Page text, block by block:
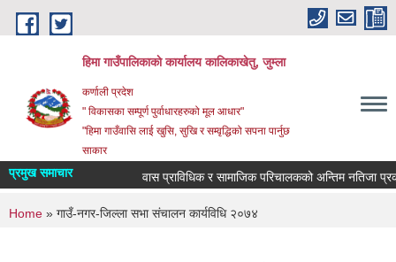
Skip to main content
हिमा गाउँपालिकाकाे कार्यालय कालिकाखेतु, जुम्ला
कर्णाली प्रदेश
" विकासका सम्पूर्ण पुर्वाधारहरुको मूल आधार"
"हिमा गाउँवासि लाई खुसि, सुखि र सम्वृद्धिको सपना पार्नुछ
साकार
प्रमुख समाचार वास प्राविधिक र सामाजिक परिचालकको अन्तिम नतिजा
You are here
Home » गाउँ-नगर-जिल्ला सभा संचालन कार्यविधि २०७४